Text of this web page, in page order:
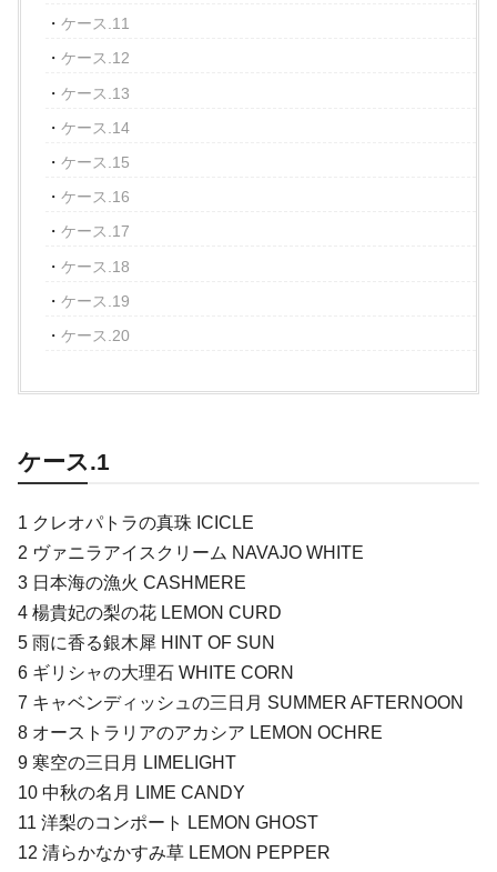
ケース.11
ケース.12
ケース.13
ケース.14
ケース.15
ケース.16
ケース.17
ケース.18
ケース.19
ケース.20
ケース.1
1 クレオパトラの真珠 ICICLE
2 ヴァニラアイスクリーム NAVAJO WHITE
3 日本海の漁火 CASHMERE
4 楊貴妃の梨の花 LEMON CURD
5 雨に香る銀木犀 HINT OF SUN
6 ギリシャの大理石 WHITE CORN
7 キャベンディッシュの三日月 SUMMER AFTERNOON
8 オーストラリアのアカシア LEMON OCHRE
9 寒空の三日月 LIMELIGHT
10 中秋の名月 LIME CANDY
11 洋梨のコンポート LEMON GHOST
12 清らかなかすみ草 LEMON PEPPER